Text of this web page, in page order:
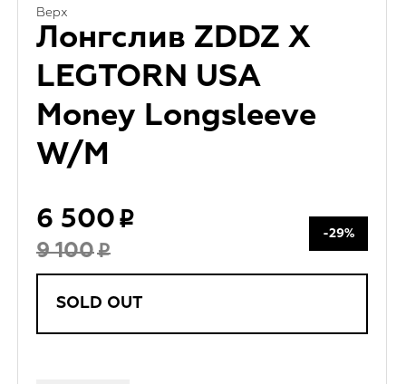
Верх
Лонгслив ZDDZ X
LEGTORN USA
Money Longsleeve
W/M
6 500
9 100
-29%
SOLD OUT